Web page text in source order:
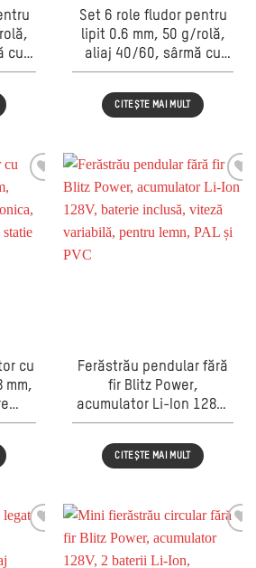
cu
și
Set 6 role fludor pentru
lipit 0.6 mm, 50 g/rolă,
aliaj 40/60, sârmă cu
flux pentru electronică și
reparații
CITEȘTE MAI MULT
cu
mm,
de
Ferăstrău pendular fără
fir Blitz Power,
acumulator Li-Ion 128V,
baterie inclusă, viteză
variabilă, pentru lemn,
PAL și PVC
CITEȘTE MAI MULT